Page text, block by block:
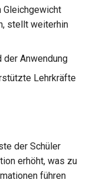
Gleichgewicht
stellt weiterhin
der Anwendung
Lehrkräfte
der Schüler
erhöht, was zu
führen